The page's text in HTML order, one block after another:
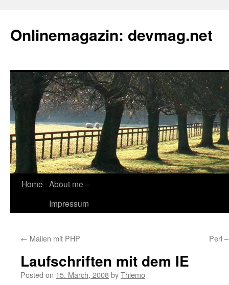
Onlinemagazin: devmag.net
Skip
Home About me –
Impressum
← Mailen mit PHP Perl
Laufschriften mit dem IE
Posted on 15. March, 2008byThiemo